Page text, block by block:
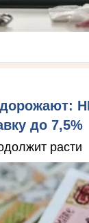
до 7,5%
расти